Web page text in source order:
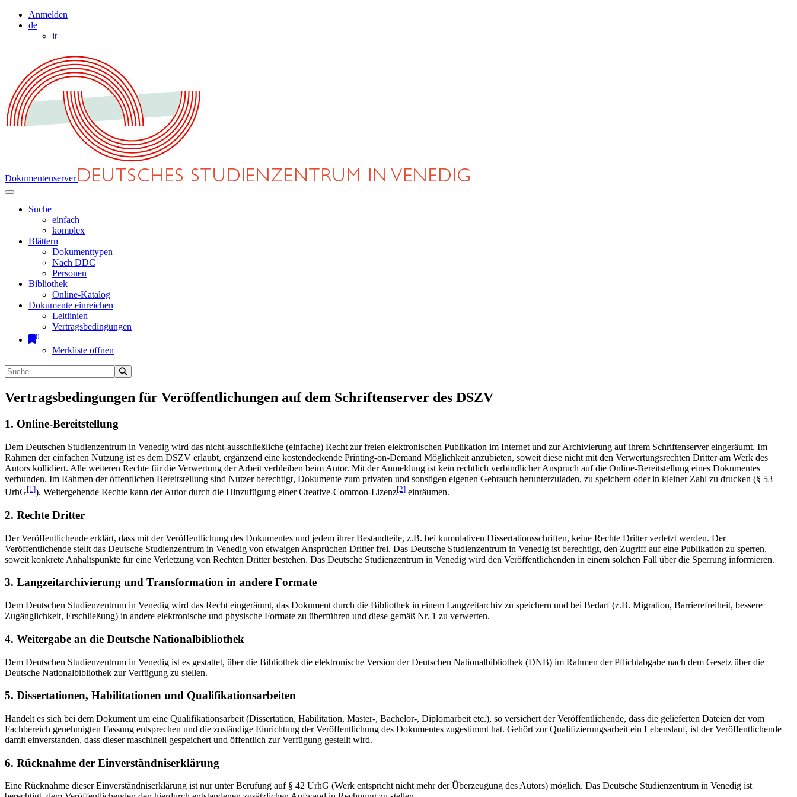
Anmelden
de
it
Dokumentenserver
Suche
einfach
komplex
Blättern
Dokumenttypen
Nach DDC
Personen
Bibliothek
Online-Katalog
Dokumente einreichen
Leitlinien
Vertragsbedingungen
0
Merkliste öffnen
Vertragsbedingungen für Veröffentlichungen auf dem Schriftenserver des DSZV
1. Online-Bereitstellung
Dem Deutschen Studienzentrum in Venedig wird das nicht-ausschließliche (einfache) Recht zur freien elektronischen Publikation im Internet und zur Archivierung auf ihrem Schriftenserver eingeräumt. Im
Rahmen der einfachen Nutzung ist es dem DSZV erlaubt, ergänzend eine kostendeckende Printing-on-Demand Möglichkeit anzubieten, soweit diese nicht mit den Verwertungsrechten Dritter am Werk des
Autors kollidiert. Alle weiteren Rechte für die Verwertung der Arbeit verbleiben beim Autor. Mit der Anmeldung ist kein rechtlich verbindlicher Anspruch auf die Online-Bereitstellung eines Dokumentes
verbunden. Im Rahmen der öffentlichen Bereitstellung sind Nutzer berechtigt, Dokumente zum privaten und sonstigen eigenen Gebrauch herunterzuladen, zu speichern oder in kleiner Zahl zu drucken (§ 53
UrhG[1]). Weitergehende Rechte kann der Autor durch die Hinzufügung einer Creative-Common-Lizenz[2] einräumen.
2. Rechte Dritter
Der Veröffentlichende erklärt, dass mit der Veröffentlichung des Dokumentes und jedem ihrer Bestandteile, z.B. bei kumulativen Dissertationsschriften, keine Rechte Dritter verletzt werden. Der
Veröffentlichende stellt das Deutsche Studienzentrum in Venedig von etwaigen Ansprüchen Dritter frei. Das Deutsche Studienzentrum in Venedig ist berechtigt, den Zugriff auf eine Publikation zu sperren,
soweit konkrete Anhaltspunkte für eine Verletzung von Rechten Dritter bestehen. Das Deutsche Studienzentrum in Venedig wird den Veröffentlichenden in einem solchen Fall über die Sperrung informieren.
3. Langzeitarchivierung und Transformation in andere Formate
Dem Deutschen Studienzentrum in Venedig wird das Recht eingeräumt, das Dokument durch die Bibliothek in einem Langzeitarchiv zu speichern und bei Bedarf (z.B. Migration, Barrierefreiheit, bessere
Zugänglichkeit, Erschließung) in andere elektronische und physische Formate zu überführen und diese gemäß Nr. 1 zu verwerten.
4. Weitergabe an die Deutsche Nationalbibliothek
Dem Deutschen Studienzentrum in Venedig ist es gestattet, über die Bibliothek die elektronische Version der Deutschen Nationalbibliothek (DNB) im Rahmen der Pflichtabgabe nach dem Gesetz über die
Deutsche Nationalbibliothek zur Verfügung zu stellen.
5. Dissertationen, Habilitationen und Qualifikationsarbeiten
Handelt es sich bei dem Dokument um eine Qualifikationsarbeit (Dissertation, Habilitation, Master-, Bachelor-, Diplomarbeit etc.), so versichert der Veröffentlichende, dass die gelieferten Dateien der vom
Fachbereich genehmigten Fassung entsprechen und die zuständige Einrichtung der Veröffentlichung des Dokumentes zugestimmt hat. Gehört zur Qualifizierungsarbeit ein Lebenslauf, ist der Veröffentlichende
damit einverstanden, dass dieser maschinell gespeichert und öffentlich zur Verfügung gestellt wird.
6. Rücknahme der Einverständniserklärung
Eine Rücknahme dieser Einverständniserklärung ist nur unter Berufung auf § 42 UrhG (Werk entspricht nicht mehr der Überzeugung des Autors) möglich. Das Deutsche Studienzentrum in Venedig ist